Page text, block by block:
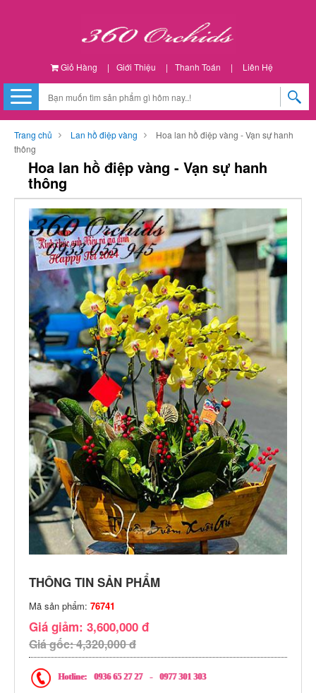
Giỏ Hàng | Giới Thiệu | Thanh Toán | Liên Hệ
Trang chủ Lan hồ điệp vàng
Hoa lan hồ điệp vàng - Vạn sự hanh
thông
Hoa lan hồ điệp vàng - Vạn sự hanh
thông
THÔNG TIN SẢN PHẨM
Mã sản phẩm: 76741
Giá giảm: 3,600,000 đ
Giá gốc: 4,320,000 đ
Hotline: 0936 65 27 27 - 0977 301 303